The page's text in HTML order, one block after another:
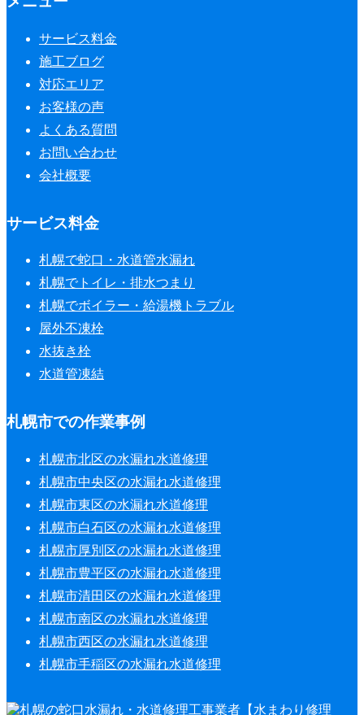
サービス料金
施工ブログ
対応エリア
お客様の声
よくある質問
お問い合わせ
会社概要
サービス料金
札幌で蛇口・水道管水漏れ
札幌でトイレ・排水つまり
札幌でボイラー・給湯機トラブル
屋外不凍栓
水抜き栓
水道管凍結
札幌市での作業事例
札幌市北区の水漏れ水道修理
札幌市中央区の水漏れ水道修理
札幌市東区の水漏れ水道修理
札幌市白石区の水漏れ水道修理
札幌市厚別区の水漏れ水道修理
札幌市豊平区の水漏れ水道修理
札幌市清田区の水漏れ水道修理
札幌市南区の水漏れ水道修理
札幌市西区の水漏れ水道修理
札幌市手稲区の水漏れ水道修理